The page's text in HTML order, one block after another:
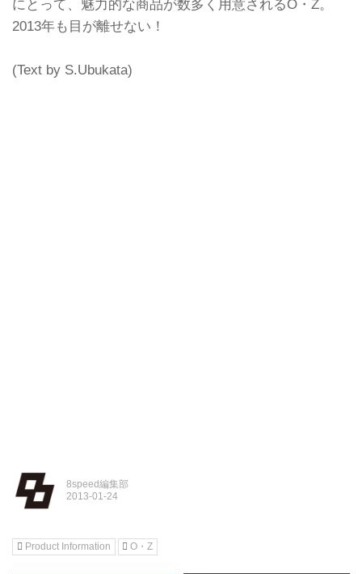
にとって、魅力的な商品が数多く用意されるO・Z。
2013年も目が離せない！
(Text by S.Ubukata)
8speed編集部
Product Information O・Z